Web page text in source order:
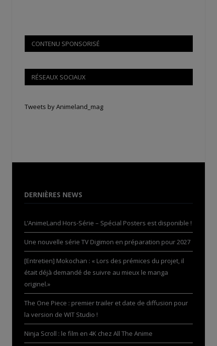
CONTENU SPONSORISÉ
RÉSEAUX SOCIAUX
Tweets by Animeland_mag
DERNIÈRES NEWS
L’AnimeLand Hors-Série – Spécial Posters est disponible !
Une nouvelle série TV Digimon en préparation pour 2027
[Entretien] Mokochan : « Lors des prémices du projet, il
était déjà demandé de suivre au mieux le manga
originel.»
The One Piece : premier trailer et date de diffusion pour
la version de WIT Studio !
Ninja Scroll : le film en 4K chez All The Anime